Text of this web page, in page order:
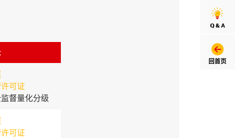
Q & A
回首页
可证
督量化分级
可证